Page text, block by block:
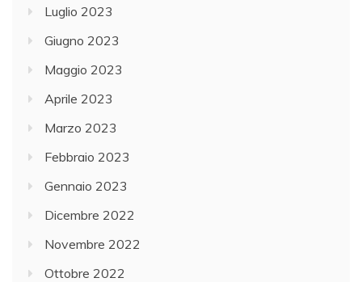
Luglio 2023
Giugno 2023
Maggio 2023
Aprile 2023
Marzo 2023
Febbraio 2023
Gennaio 2023
Dicembre 2022
Novembre 2022
Ottobre 2022